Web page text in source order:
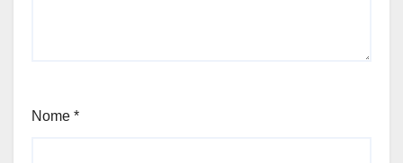
Nome *